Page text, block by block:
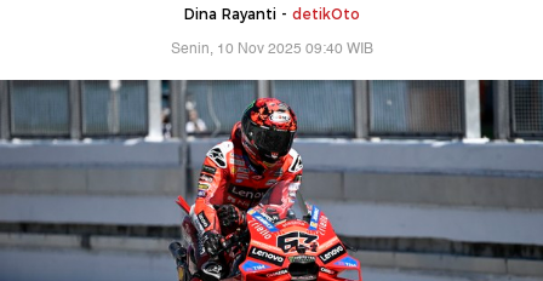
Dina Rayanti - detikOto
Senin, 10 Nov 2025 09:40 WIB